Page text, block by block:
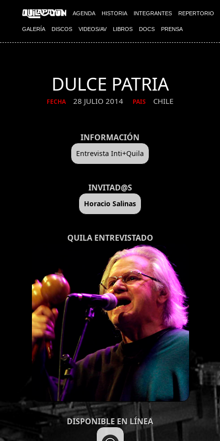
AGENDA HISTORIA INTEGRANTES REPERTORIO
GALERÍA DISCOS VIDEOS/AV LIBROS DOCS PRENSA
DULCE PATRIA
FECHA 28 JULIO 2014 PAIS CHILE
INFORMACIÓN
Entrevista Inti+Quila
INVITAD@S
Horacio Salinas
QUILA ENTREVISTADO
DISPONIBLE EN LÍNEA